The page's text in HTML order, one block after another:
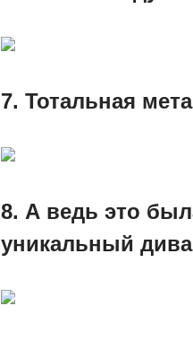
7. Тотальная
8. А ведь это
уникальный